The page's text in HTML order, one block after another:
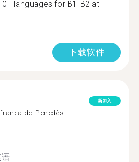
languages for B1-B2 at
下载软件
del Penedès
新加入
语